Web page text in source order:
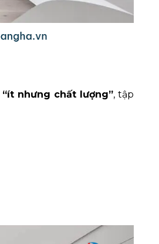
“ít nhưng chất lượng”, tập